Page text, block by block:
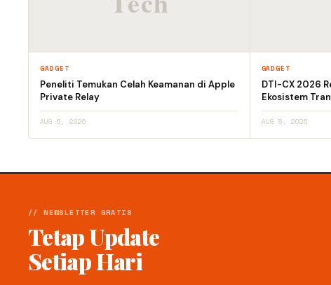
GADGET
Peneliti Temukan Celah Keamanan di Apple
Private Relay
AUG 6, 2026
GADGET
DTI-CX 2026
Ekosistem
AUG 5, 2026
// NEWSLETTER GRATIS
Tetap Update
Setiap Hari